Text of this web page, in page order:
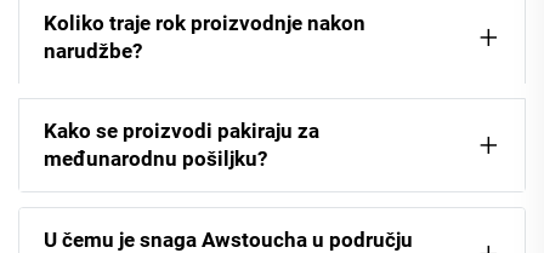
Koliko traje rok proizvodnje nakon
narudžbe?
Kako se proizvodi pakiraju za
međunarodnu pošiljku?
U čemu je snaga Awstoucha u području